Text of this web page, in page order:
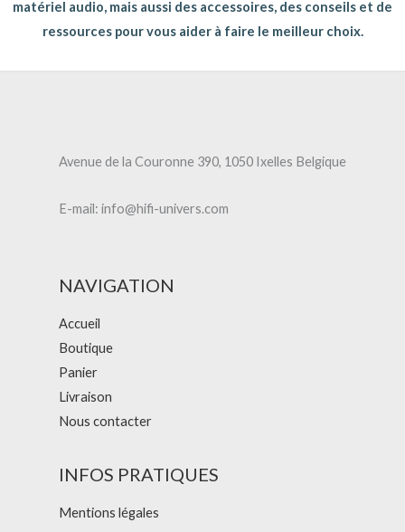
matériel audio, mais aussi des accessoires, des conseils et de
ressources pour vous aider à faire le meilleur choix.
Avenue de la Couronne 390, 1050 Ixelles Belgique
E-mail: info@hifi-univers.com
NAVIGATION
Accueil
Boutique
Panier
Livraison
Nous contacter
INFOS PRATIQUES
Mentions légales